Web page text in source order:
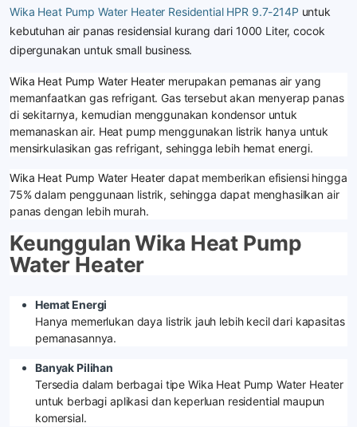
Wika Heat Pump Water Heater Residential HPR 9.7-214P untuk
kebutuhan air panas residensial kurang dari 1000 Liter, cocok
dipergunakan untuk small business.
Wika Heat Pump Water Heater merupakan pemanas airyang
memanfaatkan gas refrigant. Gas tersebut akan menyerap panas
di sekitarnya, kemudian menggunakan kondensor untuk
memanaskan air. Heat pump menggunakan listrik hanya untuk
mensirkulasikan gas refrigant, sehingga lebih hemat energi.
Wika Heat Pump Water Heater dapat memberikan efisiensi hingga
75% dalam penggunaan listrik, sehingga dapat menghasilkan air
panas dengan lebih murah.
Keunggulan Wika Heat Pump
Water Heater
Hemat Energi
Hanya memerlukan daya listrik jauh lebih kecil dari kapasitas
pemanasannya.
Banyak Pilihan
Tersedia dalam berbagai tipe Wika Heat Pump Water Heater
untuk berbagi aplikasi dan keperluan residential maupun
komersial.